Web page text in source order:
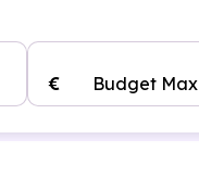
Budget Max
€